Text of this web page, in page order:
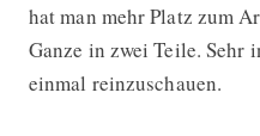
hat man mehr Platz zum
Ganze in zwei Teile. Sehr
einmal reinzuschauen.